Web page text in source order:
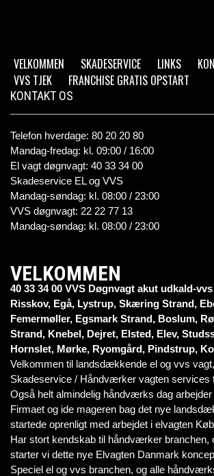
VELKOMMEN
SKADESERVICE LINKS
VVS TJEK
FRANCHISE GRATIS OPSTART
KONTAKT OS
Telefon hverdage: 80 20 20 80
Mandag-fredag: kl. 09:00 / 16:00
El vagt døgnvagt: 40 33 34 00
Skadeservice EL og VVS
Mandag-søndag: kl. 08:00 / 23:00
VVS døgnvagt: 22 22 77 13
Mandag-søndag: kl. 08:00 / 23:00
VELKOMMEN
40 33 34 00 VVS Døgnvagt akut udkald-
Risskov, Egå, Lystrup, Skæring Strand,
Femermøller, Egsmark Strand, Boslum,
Strand, Knebel, Dejret, Elsted, Elev,
Hornslet, Mørke, Ryomgård, Pindstrup,
Velkommen til landsdækkende el og vvs
Skadeservice / Håndværker vagten services
Også helt almindelig håndværks dag
Firmaet og ide mageren bag det nye
startede oprenligt med arbejdet i elvagten
Har stort kendskab til håndværker branchen,
starter vi dette nye Elvagten Danmark
Speciel el og vvs branchen, og alle